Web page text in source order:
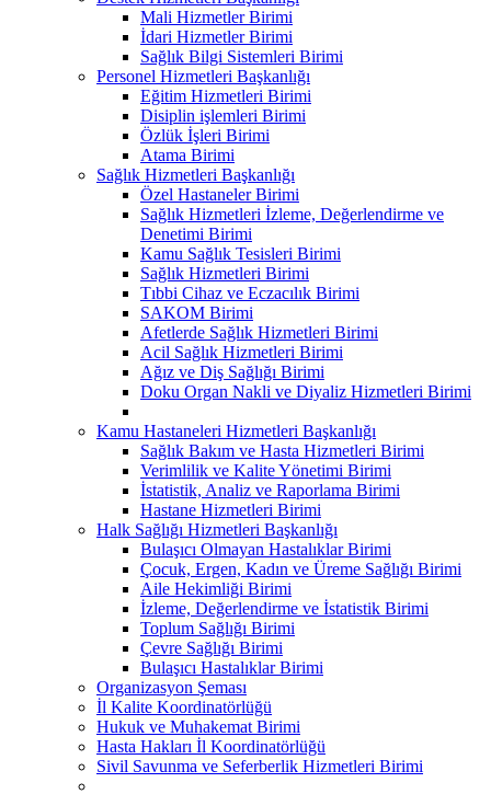
Mali Hizmetler Birimi
İdari Hizmetler Birimi
Sağlık Bilgi Sistemleri Birimi
Personel Hizmetleri Başkanlığı
Eğitim Hizmetleri Birimi
Disiplin işlemleri Birimi
Özlük İşleri Birimi
Atama Birimi
Sağlık Hizmetleri Başkanlığı
Özel Hastaneler Birimi
Sağlık Hizmetleri İzleme, Değerlendirme ve
Denetimi Birimi
Kamu Sağlık Tesisleri Birimi
Sağlık Hizmetleri Birimi
Tıbbi Cihaz ve Eczacılık Birimi
SAKOM Birimi
Afetlerde Sağlık Hizmetleri Birimi
Acil Sağlık Hizmetleri Birimi
Ağız ve Diş Sağlığı Birimi
Doku Organ Nakli ve Diyaliz Hizmetleri Birimi
Kamu Hastaneleri Hizmetleri Başkanlığı
Sağlık Bakım ve Hasta Hizmetleri Birimi
Verimlilik ve Kalite Yönetimi Birimi
İstatistik, Analiz ve Raporlama Birimi
Hastane Hizmetleri Birimi
Halk Sağlığı Hizmetleri Başkanlığı
Bulaşıcı Olmayan Hastalıklar Birimi
Çocuk, Ergen, Kadın ve Üreme Sağlığı Birimi
Aile Hekimliği Birimi
İzleme, Değerlendirme ve İstatistik Birimi
Toplum Sağlığı Birimi
Çevre Sağlığı Birimi
Bulaşıcı Hastalıklar Birimi
Organizasyon Şeması
İl Kalite Koordinatörlüğü
Hukuk ve Muhakemat Birimi
Hasta Hakları İl Koordinatörlüğü
Sivil Savunma ve Seferberlik Hizmetleri Birimi